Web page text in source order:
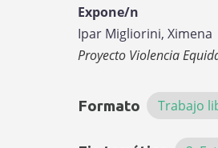
Expone/n
Ipar Migliorini, Ximena
Proyecto Violencia
Formato Trabajo